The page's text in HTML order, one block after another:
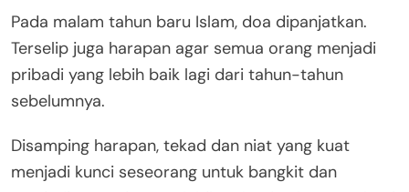
Pada malam tahun baru Islam, doa dipanjatkan.
Terselip juga harapan agar semua orang menjadi
pribadi yang lebih baik lagi dari tahun-tahun
sebelumnya.
Disamping harapan, tekad dan niat yang kuat
menjadi kunci seseorang untuk bangkit dan